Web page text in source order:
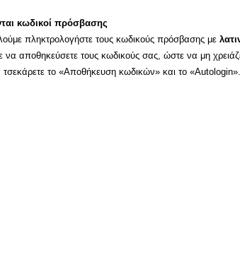
κωδικοί πρόσβασης
πληκτρολογήστε τους κωδικούς πρόσβασης με
να αποθηκεύσετε τους κωδικούς σας, ώστε να μη
τσεκάρετε το «Αποθήκευση κωδικών» και το «Autologin».